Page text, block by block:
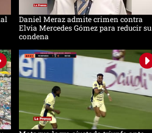
Daniel Meraz admite crimen contra
Elvia Mercedes Gómez para reducir su
condena